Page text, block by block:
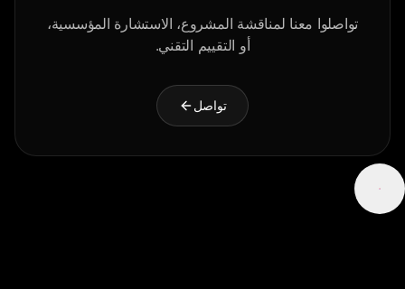
تواصلوا معنا لمناقشة المشروع، الاستشارة المؤسسية،
أو التقييم التقني.
تواصل